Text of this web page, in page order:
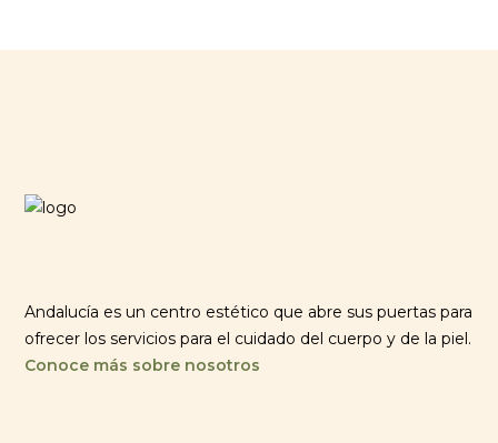
Andalucía es un centro estético que abre sus puertas para
ofrecer los servicios para el cuidado del cuerpo y de la piel.
Conoce más sobre nosotros